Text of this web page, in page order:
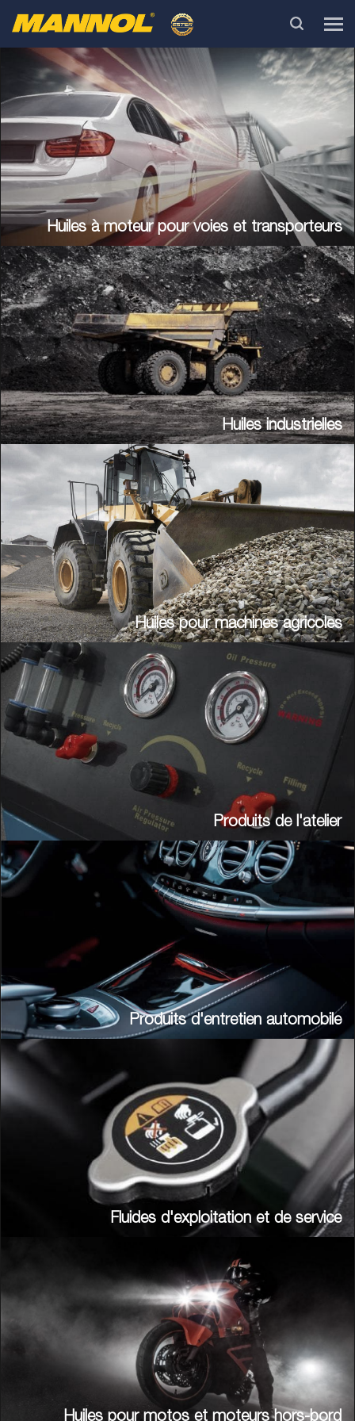
Huiles à moteur pour voies et transporteurs
Huiles industrielles
Huiles pour machines agricoles
Produits de l'atelier
Produits d'entretien automobile
Fluides d'exploitation et de service
Huiles pour motos et moteurs hors-bord